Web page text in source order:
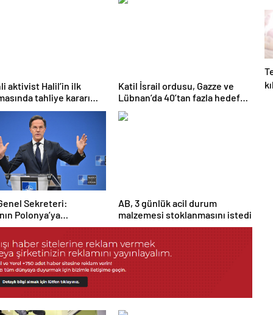
aktivist Halil’in ilk
tahliye kararı
Katil İsrail ordusu, Gazze ve
Lübnan’da 40’tan fazla hedefe
hava saldırısı düzenledi
Sekreteri:
Polonya’ya
halinde “yıkıcı”
karşılaşacak
AB, 3 günlük acil durum
malzemesi stoklanmasını istedi